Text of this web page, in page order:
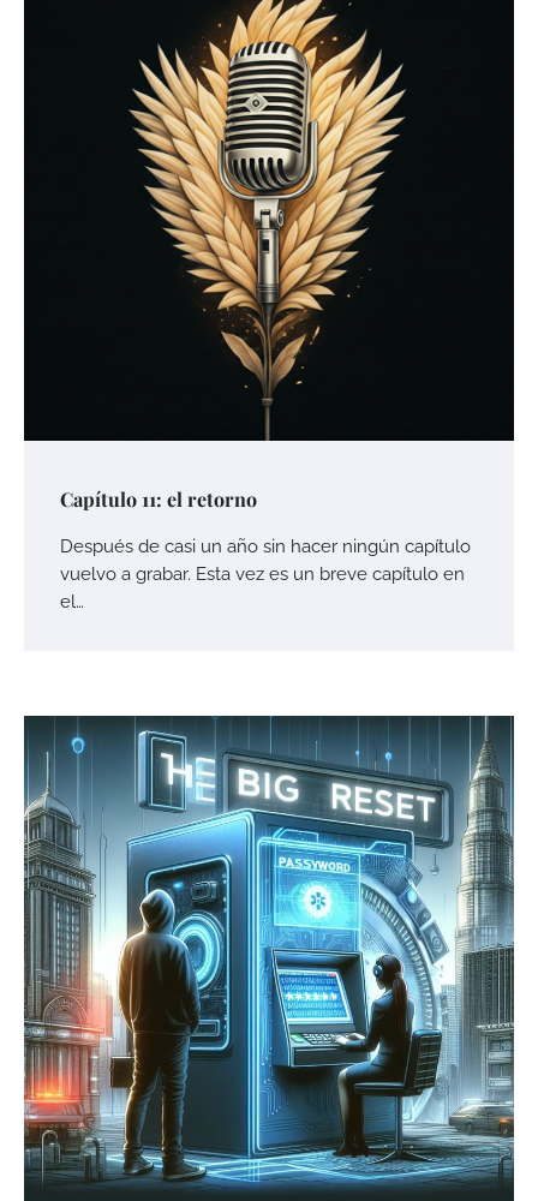
Capítulo 11: el retorno
Después de casi un año sin hacer ningún capítulo
vuelvo a grabar. Esta vez es un breve capítulo en
el…